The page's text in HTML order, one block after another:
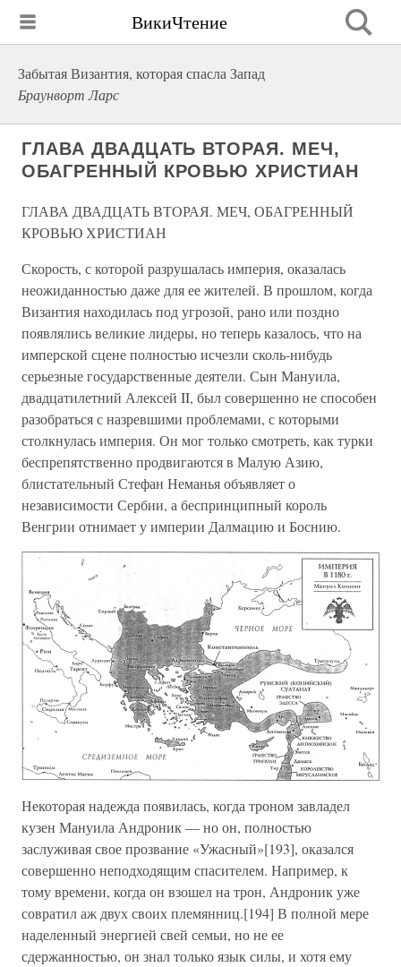
ВикиЧтение
Забытая Византия, которая спасла Запад
Браунворт Ларс
ГЛАВА ДВАДЦАТЬ ВТОРАЯ. МЕЧ,
ОБАГРЕННЫЙ КРОВЬЮ ХРИСТИАН
ГЛАВА ДВАДЦАТЬ ВТОРАЯ. МЕЧ, ОБАГРЕННЫЙ
КРОВЬЮ ХРИСТИАН
Скорость, с которой разрушалась империя, оказалась
неожиданностью даже для ее жителей. В прошлом, когда
Византия находилась под угрозой, рано или поздно
появлялись великие лидеры, но теперь казалось, что на
имперской сцене полностью исчезли сколь-нибудь
серьезные государственные деятели. Сын Мануила,
двадцатилетний Алексей II, был совершенно не способен
разобраться с назревшими проблемами, с которыми
столкнулась империя. Он мог только смотреть, как турки
беспрепятственно продвигаются в Малую Азию,
блистательный Стефан Неманья объявляет о
независимости Сербии, а беспринципный король
Венгрии отнимает у империи Далмацию и Боснию.
Некоторая надежда появилась, когда троном завладел
кузен Мануила Андроник — но он, полностью
заслуживая свое прозвание «Ужасный»[193], оказался
совершенно неподходящим спасителем. Например, к
тому времени, когда он взошел на трон, Андроник уже
совратил аж двух своих племянниц.[194] В полной мере
наделенный энергией свей семьи, но не ее
сдержанностью, он знал только язык силы, и хотя ему